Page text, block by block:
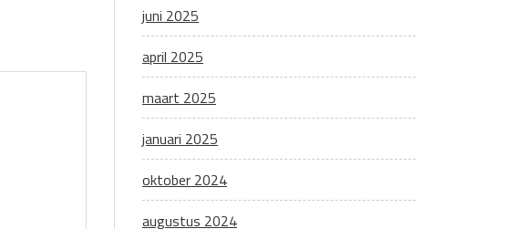
juni 2025
april 2025
maart 2025
januari 2025
oktober 2024
augustus 2024